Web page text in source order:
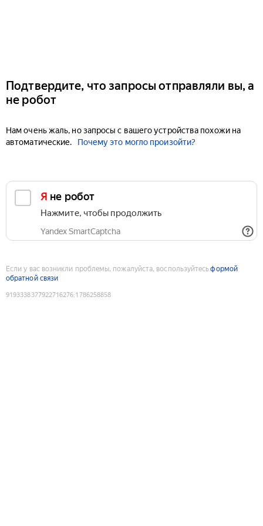
Подтвердите, что запросы отправляли вы, а
не робот
Нам очень жаль, но запросы с вашего устройства похожи на
автоматические.
Почему это могло произойти?
Я не робот
Нажмите, чтобы продолжить
Yandex SmartCaptcha
Если у вас возникли проблемы, пожалуйста, воспользуйтесьформой
обратной связи
9193338377922716276:1786258858